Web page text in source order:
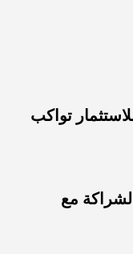
تواكب
بالشراكة مع